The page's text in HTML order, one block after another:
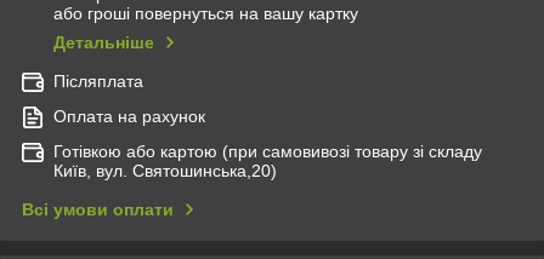
або гроші повернуться на вашу картку
Детальніше
Післяплата
Оплата на рахунок
Готівкою або картою (при самовивозі товару зі складу
Київ, вул. Святошинська,20)
Всі умови оплати